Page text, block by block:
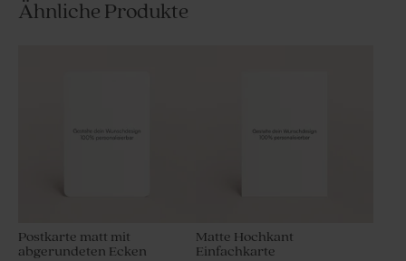
Ähnliche Produkte
Postkarte matt mit
abgerundeten Ecken
Matte Hochkant
Einfachkarte